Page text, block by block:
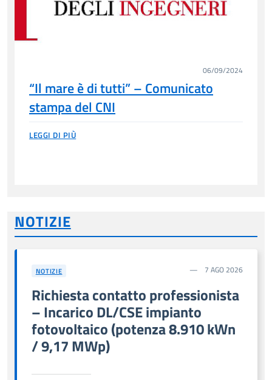
06/09/2024
“Il mare è di tutti” – Comunicato
stampa del CNI
LEGGI DI PIÙ
NOTIZIE
NOTIZIE 7 AGO 2026
Richiesta contatto professionista
– Incarico DL/CSE impianto
fotovoltaico (potenza 8.910 kWn
/ 9,17 MWp)